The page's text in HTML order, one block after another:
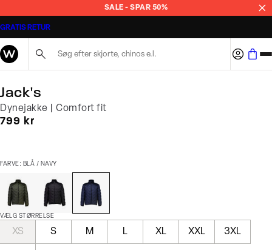
SALE - SPAR 50%
GRATIS RETUR
Jack's
Dynejakke | Comfort fit
I alt (inkl. rabat)
799 kr
FARVE: BLÅ / NAVY
VÆLG STØRRELSE
XS S M L XL XXL 3XL